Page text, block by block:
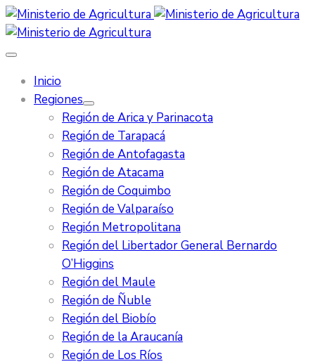
Inicio
Regiones
Región de Arica y Parinacota
Región de Tarapacá
Región de Antofagasta
Región de Atacama
Región de Coquimbo
Región de Valparaíso
Región Metropolitana
Región del Libertador General Bernardo
O’Higgins
Región del Maule
Región de Ñuble
Región del Biobío
Región de la Araucanía
Región de Los Ríos